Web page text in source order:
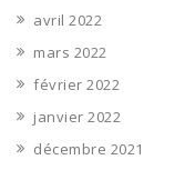
avril 2022
mars 2022
février 2022
janvier 2022
décembre 2021